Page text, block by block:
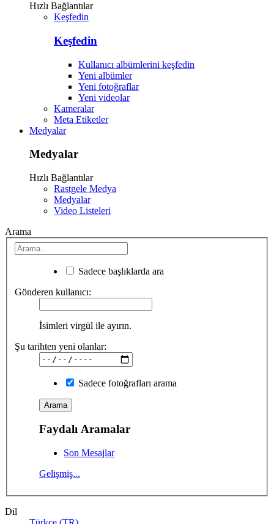
Hızlı Bağlantılar
Keşfedin
Keşfedin
Kullanıcı albümlerini keşfedin
Yeni albümler
Yeni fotoğraflar
Yeni videolar
Kameralar
Meta Etiketler
Medyalar
Medyalar
Hızlı Bağlantılar
Rastgele Medya
Medyalar
Video Listeleri
Arama
Sadece başlıklarda ara
Gönderen kullanıcı:
İsimleri virgül ile ayırın.
Şu tarihten yeni olanlar:
Sadece fotoğrafları arama
Faydalı Aramalar
Son Mesajlar
Gelişmiş...
Dil